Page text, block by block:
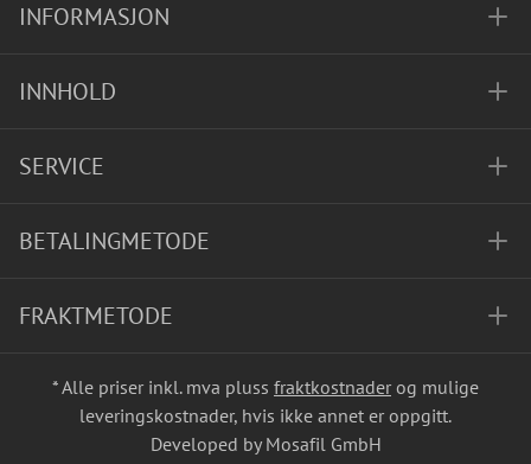
INFORMASJON
INNHOLD
SERVICE
BETALINGMETODE
FRAKTMETODE
* Alle priser inkl. mva pluss fraktkostnader og mulige
leveringskostnader, hvis ikke annet er oppgitt.
Developed by Mosafil GmbH